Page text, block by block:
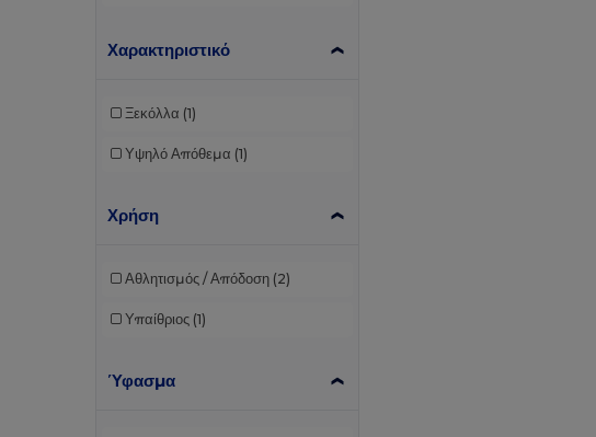
Χαρακτηριστικό
Ξεκόλλα (1)
Υψηλό Απόθεμα (1)
Χρήση
Αθλητισμός / Απόδοση (2)
Υπαίθριος (1)
Ύφασμα